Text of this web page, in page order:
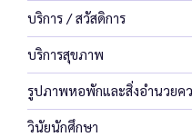
บริการ / สวัสดิการ
บริการสุขภาพ
รูปภาพหอพักและสิ่งอำนวยค
วินัยนักศึกษา